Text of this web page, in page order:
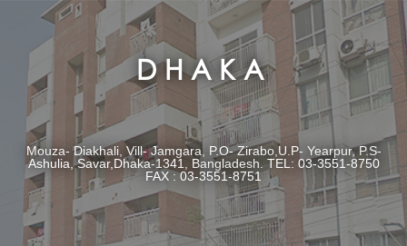
DHAKA
Mouza- Diakhali, Vill- Jamgara, P.O- Zirabo,U.P- Yearpur, P.S-
Ashulia, Savar,Dhaka-1341, Bangladesh. TEL: 03-3551-8750
FAX : 03-3551-8751